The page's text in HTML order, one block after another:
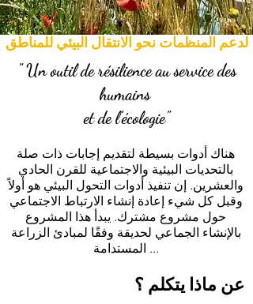
لدعم المنظمات نحو الانتقال البيئي للمناطق
" Un outil de résilience au service des
humains
et de l’écologie"
هناك أدوات بسيطة لتقديم إجابات ذات صلة
بالتحديات البيئية والاجتماعية للقرن الحادي
والعشرين. إن تنفيذ أدوات التحول البيئي هو أولاً
وقبل كل شيء إعادة إنشاء الارتباط الاجتماعي
حول مشروع مشترك. يبدأ هذا المشروع
بالإنشاء الجماعي لحديقة وفقًا لمبادئ الزراعة
المستدامة ...
عن ماذا يتكلم ؟